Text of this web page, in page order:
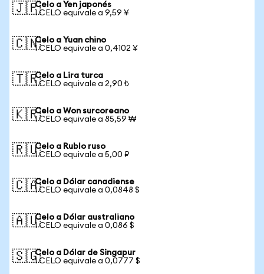
🇯🇵Celo a Yen japonés
1 CELO equivale a 9,59 ¥
🇨🇳Celo a Yuan chino
1 CELO equivale a 0,4102 ¥
🇹🇷Celo a Lira turca
1 CELO equivale a 2,90 ₺
🇰🇷Celo a Won surcoreano
1 CELO equivale a 85,59 ₩
🇷🇺Celo a Rublo ruso
1 CELO equivale a 5,00 ₽
🇨🇦Celo a Dólar canadiense
1 CELO equivale a 0,0848 $
🇦🇺Celo a Dólar australiano
1 CELO equivale a 0,086 $
🇸🇬Celo a Dólar de Singapur
1 CELO equivale a 0,0777 $